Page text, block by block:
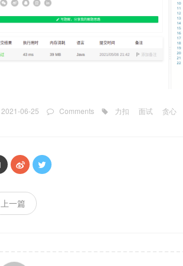
2021-06-25 Comments 力扣 面试 贪心
上一篇